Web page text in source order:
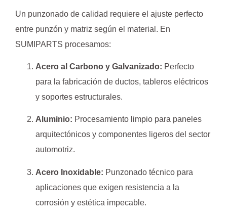
Un punzonado de calidad requiere el ajuste perfecto
entre punzón y matriz según el material. En
SUMIPARTS procesamos:
Acero al Carbono y Galvanizado: Perfecto
para la fabricación de ductos, tableros eléctricos
y soportes estructurales.
Aluminio: Procesamiento limpio para paneles
arquitectónicos y componentes ligeros del sector
automotriz.
Acero Inoxidable: Punzonado técnico para
aplicaciones que exigen resistencia a la
corrosión y estética impecable.